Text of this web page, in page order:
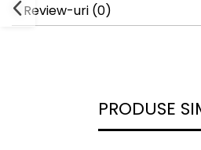
Review-uri (0)
PRODUSE